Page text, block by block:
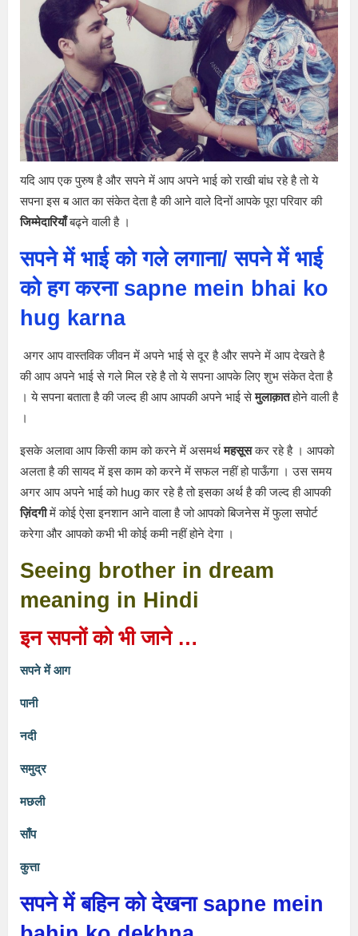
यदि आप एक पुरुष है और सपने में आप अपने भाई को राखी बांध रहे है तो ये
सपना इस ब आत का संकेत देता है की आने वाले दिनों आपके पूरा परिवार की
जिम्मेदारियाँबढ्ने वाली है ।
सपने में भाई को गले लगाना/ सपने में भाई
को हग करना sapne mein bhai ko
hug karna
अगर आप वास्तविक जीवन में अपने भाई से दूर है और सपने में आप देखते है
की आप अपने भाई से गले मिल रहे है तो ये सपना आपके लिए शुभ संकेत देता है
। ये सपना बताता है की जल्द ही आप आपकी अपने भाई सेमुलाक़ातहोने वाली है
।
इसके अलावा आप किसी काम को करने में असमर्थमहसूसकर रहे है । आपको
अलता है की सायद में इस काम को करने में सफल नहीं हो पाऊँगा । उस समय
अगर आप अपने भाई को hug कार रहे है तो इसका अर्थ है की जल्द ही आपकी
ज़िंदगीमें कोई ऐसा इनशान आने वाला है जो आपको बिजनेस में फुला सपोर्ट
करेगा और आपको कभी भी कोई कमी नहीं होने देगा ।
Seeing brother in dream
meaning in Hindi
इन सपनों को भी जाने …
सपने में आग
पानी
नदी
समुद्र
मछली
साँप
कुत्ता
सपने में बहिन को देखना sapne mein